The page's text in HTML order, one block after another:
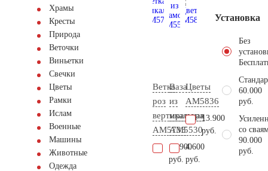
Храмы
Кресты
Природа
Веточки
Виньетки
Свечки
Цветы
Рамки
Ислам
Военные
Машины
Животные
Одежда
Ветка
роз
вертикальная
AM5733
13.900
руб.
Ваза
из
мрамора
AM5530
4.600
руб.
Цветы
AM5836
13.900
руб.
Установка
Без
60.000
руб.
со
90.000
руб.